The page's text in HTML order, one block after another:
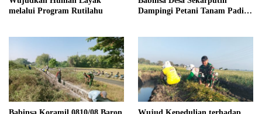
melalui Program Rutilahu
Dampingi Petani Tanam Padi,